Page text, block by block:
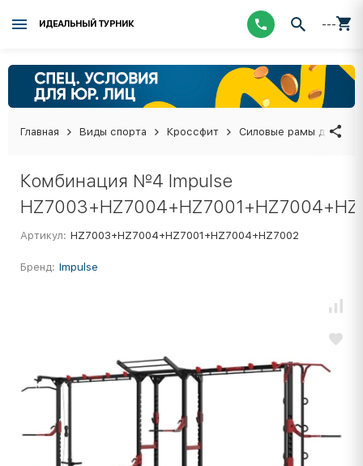
ИДЕАЛЬНЫЙ ТУРНИК ---
Главная Виды спорта Кроссфит Силовые рамы для
Комбинация №4 Impulse
Артикул: HZ7003+HZ7004+HZ7001+HZ7004+HZ7002
Бренд: Impulse